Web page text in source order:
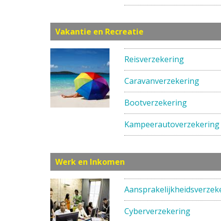
Vakantie en Recreatie
Reisverzekering
Caravanverzekering
Bootverzekering
Kampeerautoverzekering
Werk en Inkomen
Cyberverzekering